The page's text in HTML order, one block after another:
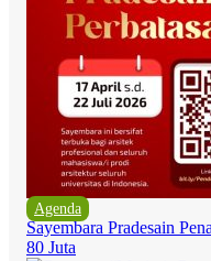
Agenda
Sayembara Pradesain
80 Juta